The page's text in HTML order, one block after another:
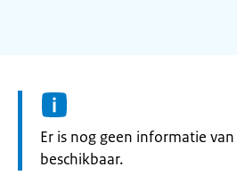
Informatie:
Er is nog geen informatie
beschikbaar.